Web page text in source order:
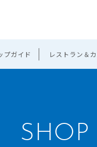
プガイド レストラン＆
SHOP